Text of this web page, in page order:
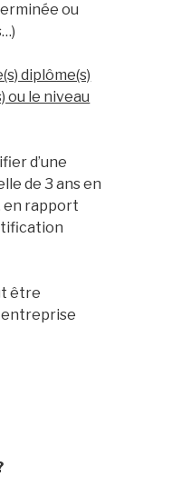
ou
diplôme(s)
ou le niveau
d’une
de 3 ans en
en rapport
être
entreprise